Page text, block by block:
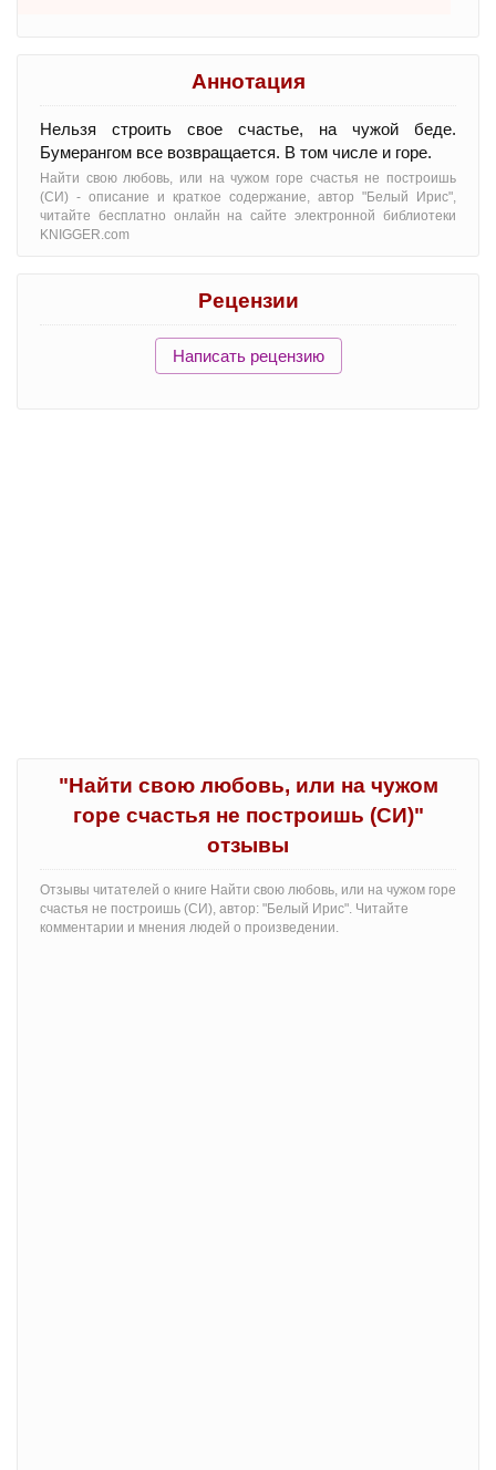
Аннотация
Нельзя строить свое счастье, на чужой беде.
Бумерангом все возвращается. В том числе и горе.
Найти свою любовь, или на чужом горе счастья не построишь
(СИ) - oписание и краткое содержание, автор "Белый Ирис",
читайте бесплатно онлайн на сайте электронной библиотеки
KNIGGER.com
Рецензии
Написать рецензию
"Найти свою любовь, или на чужом
горе счастья не построишь (СИ)"
отзывы
Отзывы читателей о книге Найти свою любовь, или на чужом горе
счастья не построишь (СИ), автор: "Белый Ирис". Читайте
комментарии и мнения людей о произведении.